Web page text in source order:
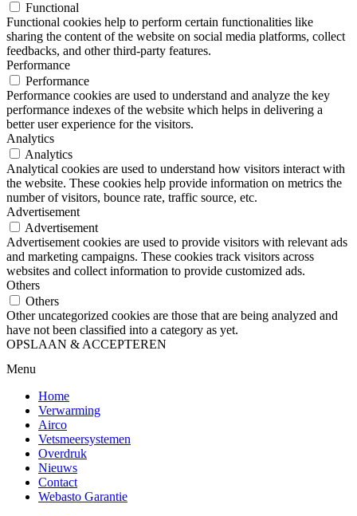
Functional
Functional cookies help to perform certain functionalities like
sharing the content of the website on social media platforms, collect
feedbacks, and other third-party features.
Performance
Performance
Performance cookies are used to understand and analyze the key
performance indexes of the website which helps in delivering a
better user experience for the visitors.
Analytics
Analytics
Analytical cookies are used to understand how visitors interact with
the website. These cookies help provide information on metrics the
number of visitors, bounce rate, traffic source, etc.
Advertisement
Advertisement
Advertisement cookies are used to provide visitors with relevant ads
and marketing campaigns. These cookies track visitors across
websites and collect information to provide customized ads.
Others
Others
Other uncategorized cookies are those that are being analyzed and
have not been classified into a category as yet.
OPSLAAN & ACCEPTEREN
Menu
Home
Verwarming
Airco
Vetsmeersystemen
Overdruk
Nieuws
Contact
Webasto Garantie